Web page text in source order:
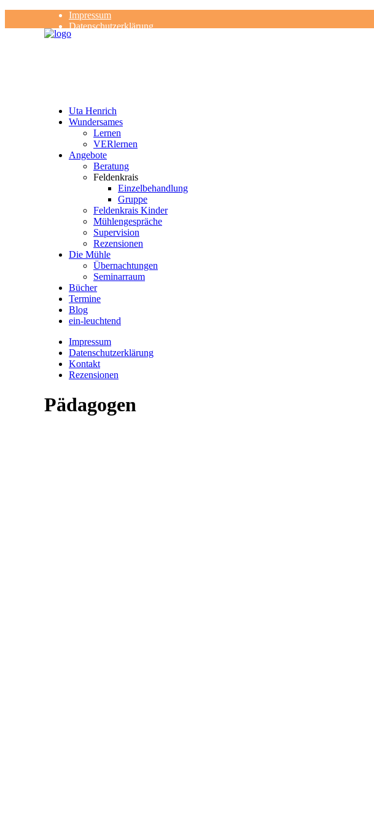
Impressum
Datenschutzerklärung
Kontakt
Uta Henrich
Wundersames
Lernen
VERlernen
Angebote
Beratung
Feldenkrais
Einzelbehandlung
Gruppe
Feldenkrais Kinder
Mühlengespräche
Supervision
Rezensionen
Die Mühle
Übernachtungen
Seminarraum
Bücher
Termine
Blog
ein-leuchtend
Impressum
Datenschutzerklärung
Kontakt
Rezensionen
Pädagogen